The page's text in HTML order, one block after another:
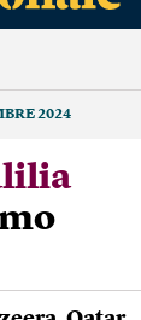
2024